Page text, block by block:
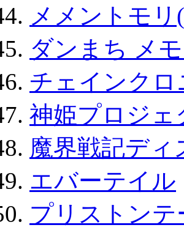
メメントモ
ダンまち メ
チェインク
神姫プロジェ
魔界戦記ディ
エバーテイル
プリストンテ